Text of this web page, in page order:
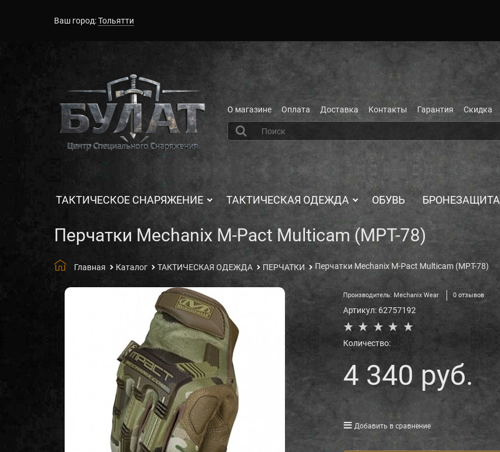
Ваш город:Тольятти
О магазине Оплата Доставка Контакты Гарантия Скидка
ТАКТИЧЕСКОЕ СНАРЯЖЕНИЕ ТАКТИЧЕСКАЯ ОДЕЖДА ОБУВЬ БРОНЕЗАЩИТА
Перчатки Mechanix M-Pact Multicam (MPT-78)
Главная Каталог ТАКТИЧЕСКАЯ ОДЕЖДА ПЕРЧАТКИ Перчатки Mechanix M-Pact Multicam (MPT-78)
Производитель: Mechanix Wear 0 отзывов
Артикул: 62757192
Количество:
4 340 руб.
Добавить в сравнение